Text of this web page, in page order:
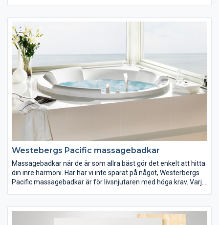
Westebergs Pacific massagebadkar
Massagebadkar när de är som allra bäst gör det enkelt att hitta
din inre harmoni. Här har vi inte sparat på något, Westerbergs
Pacific massagebadkar är för livsnjutaren med höga krav. Varje
Finns i tre unika former men med samma massagesystem,
tillvalsmöjligheter och prestanda.